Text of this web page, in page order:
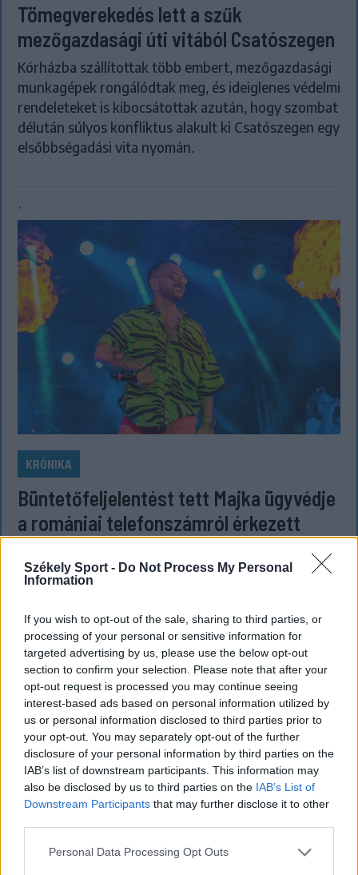
Székely Sport - Do Not Process My Personal
Information
If you wish to opt-out of the sale, sharing to third parties, or
processing of your personal or sensitive information for
targeted advertising by us, please use the below opt-out
section to confirm your selection. Please note that after your
opt-out request is processed you may continue seeing
interest-based ads based on personal information utilized by
us or personal information disclosed to third parties prior to
your opt-out. You may separately opt-out of the further
disclosure of your personal information by third parties on the
IAB’s list of downstream participants. This information may
also be disclosed by us to third parties on the IAB’s List of
Downstream Participants that may further disclose it to other
Personal Data Processing Opt Outs
Tömegverekedés lett a szűk
mezőgazdasági úti vitából Csatószegen
Kórházba szállítottak több embert, mezőgazdasági
munkagépek rongálódtak meg, és ideiglenes védelmi
rendeleteket is kibocsátottak azután, hogy szombat
délután súlyos konfliktus alakult ki Csatószegen egy
elsőbbségadási vita nyomán.
`
KRÓNIKA
Büntetőfeljelentést tett Majka ügyvédje
a romániai telefonszámról érkezett
Büntetőfeljelentést tett csütörtökön Majka
Feszt fesztiválra tervezett koncert lemondását
kiváltó fenyegetés ügyében.